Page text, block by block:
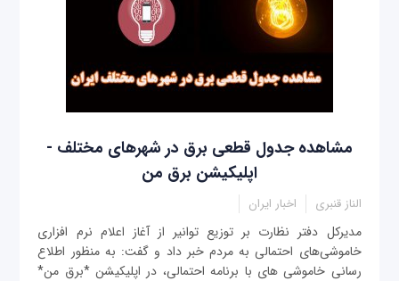
مشاهده جدول قطعی برق در شهرهای مختلف -
اپلیکیشن برق من
الناز قنبری اخبار ایران
مدیرکل دفتر نظارت بر توزیع توانیر از آغاز اعلام نرم افزاری
خاموشی‌های احتمالی به مردم خبر داد و گفت: به منظور اطلاع
رسانی خاموشی های با برنامه احتمالی، در اپلیکیشن *برق من*